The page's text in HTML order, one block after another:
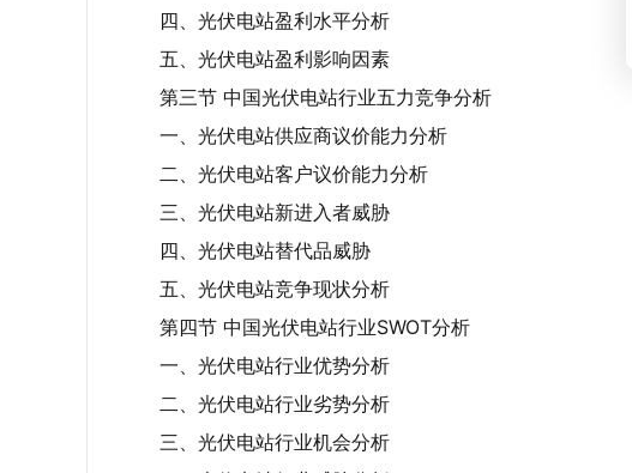
四、光伏电站盈利水平分析
五、光伏电站盈利影响因素
第三节 中国光伏电站行业五力竞争分析
一、光伏电站供应商议价能力分析
二、光伏电站客户议价能力分析
三、光伏电站新进入者威胁
四、光伏电站替代品威胁
五、光伏电站竞争现状分析
第四节 中国光伏电站行业SWOT分析
一、光伏电站行业优势分析
二、光伏电站行业劣势分析
三、光伏电站行业机会分析